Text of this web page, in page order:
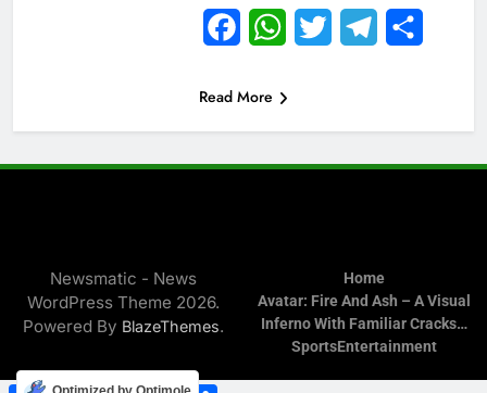
FacebookWhatsApp
Twitter Telegram
Read More
Newsmatic - News
WordPress Theme 2026.
Powered By BlazeThemes.
Home
Avatar: Fire And Ash – A Visual
Inferno With Familiar Cracks…
SportsEntertainment